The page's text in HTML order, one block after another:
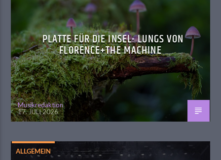
PLATTE FÜR DIE INSEL- LUNGS VON
FLORENCE+THE MACHINE
Musikredaktion
17. JULI 2026
ALLGEMEIN